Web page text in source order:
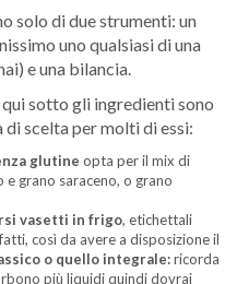
solo di due strumenti: un
uno qualsiasi di una
e una bilancia.
sotto gli ingredienti sono
scelta per molti di essi:
glutine opta per il mix di
grano saraceno, o grano
vasetti in frigo, etichettali
così da avere a disposizione il
o quello integrale:ricorda
più liquidi quindi dovrai